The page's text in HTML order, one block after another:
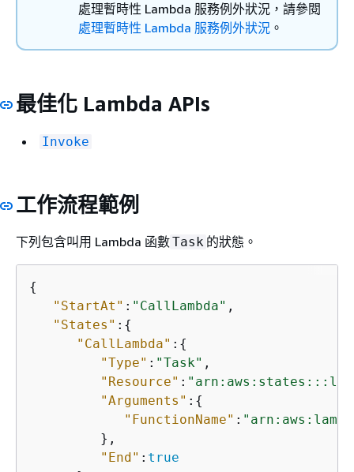
處理暫時性 Lambda 服務例外狀況，請參閱
處理暫時性 Lambda 服務例外狀況 。
最佳化 Lambda APIs
Invoke
工作流程範例
下列包含叫用 Lambda 函數Task 的狀態。
{
"StartAt" : "CallLambda" ,
"States" : {
"CallLambda" : {
"Type" : "Task" ,
"Resource" :
"Arguments" : {
"FunctionName" :
         },
"End" : true